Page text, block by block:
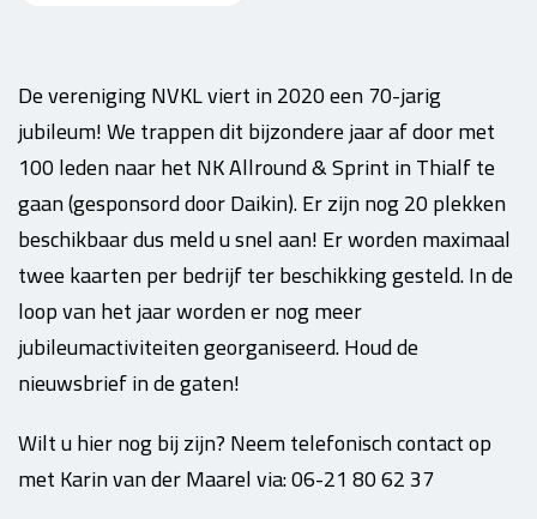
De vereniging NVKL viert in 2020 een 70-jarig
jubileum! We trappen dit bijzondere jaar af door met
100 leden naar het NK Allround & Sprint in Thialf te
gaan (gesponsord door Daikin). Er zijn nog 20 plekken
beschikbaar dus meld u snel aan! Er worden maximaal
twee kaarten per bedrijf ter beschikking gesteld. In de
loop van het jaar worden er nog meer
jubileumactiviteiten georganiseerd. Houd de
nieuwsbrief in de gaten!
Wilt u hier nog bij zijn? Neem telefonisch contact op
met Karin van der Maarel via: 06-21 80 62 37